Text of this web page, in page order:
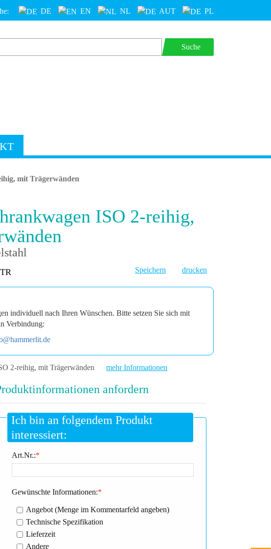
DE EN NL AUT PL
Suche
mit Trägerwänden
ISO 2-reihig,
Speichern drucken
individuell nach Ihren Wünschen. Bitte setzen Sie sich mit
Verbindung:
2-reihig, mit Trägerwänden mehr Informationen
anfordern
Ich bin an folgendem Produkt
interessiert:
*
Art.Nr.:
*
Gewünschte Informationen:
Angebot (Menge im Kommentarfeld angeben)
Technische Spezifikation
Lieferzeit
Andere